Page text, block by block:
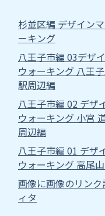
杉並区編 デザイン
ーキング
八王子市編 03デザ
ウォーキング 八王
駅周辺編
八王子市編 02 デザ
ウォーキング 小宮
周辺編
八王子市編 01 デザ
ウォーキング 高尾
画像に画像のリン
ィタ